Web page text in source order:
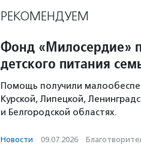
РЕКОМЕНДУЕМ
Фонд «Милосердие»
детского питания
Помощь получили
Курской, Липецкой,
и Белгородской областях.
Новости · 09.07.2026 ·